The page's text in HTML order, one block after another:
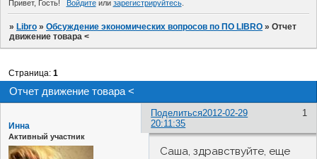
Привет, Гость! Войдитеили зарегистрируйтесь.
»Libro »Обсуждение экономических вопросов по ПО LIBRO »Отчет
движение товара <
Отчет движение товара <
Страница:1
Поделиться 1
2012-02-29
20:11:35
Инна
Активный участник
Саша, здравствуйте, еще